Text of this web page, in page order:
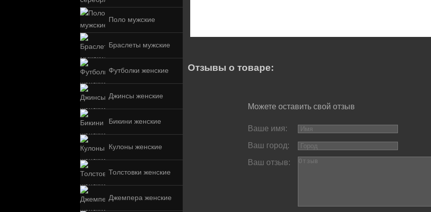
Поло мужские
Браслеты мужские
Футболки женские
Джинсы женские
Бикини женские
Кулоны женские
Толстовки женские
Джемпера женские
Отзывы о товаре:
Можете оставить свой отзыв
Ваше имя:
Ваш город:
Ваш отзыв: